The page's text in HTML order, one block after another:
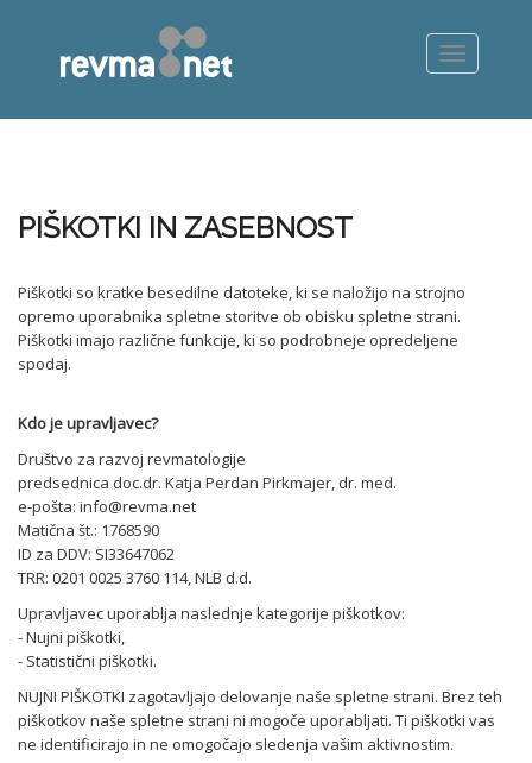
PIŠKOTKI IN ZASEBNOST
Piškotki so kratke besedilne datoteke, ki se naložijo na strojno
opremo uporabnika spletne storitve ob obisku spletne strani.
Piškotki imajo različne funkcije, ki so podrobneje opredeljene
spodaj.
Kdo je upravljavec?
Društvo za razvoj revmatologije
predsednica doc.dr. Katja Perdan Pirkmajer, dr. med.
e-pošta: info@revma.net
Matična št.: 1768590
ID za DDV: SI33647062
TRR: 0201 0025 3760 114, NLB d.d.
Upravljavec uporablja naslednje kategorije piškotkov:
- Nujni piškotki,
- Statistični piškotki.
NUJNI PIŠKOTKI zagotavljajo delovanje naše spletne strani. Brez teh
piškotkov naše spletne strani ni mogoče uporabljati. Ti piškotki vas
ne identificirajo in ne omogočajo sledenja vašim aktivnostim.